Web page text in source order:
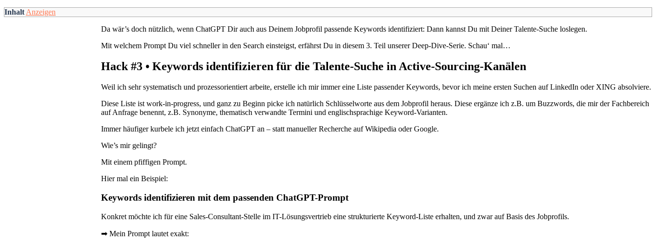
InhaltAnzeigen
Da wär’s doch nützlich, wenn ChatGPT Dir auch aus Deinem Jobprofil passende Keywords identifiziert: Dann kannst Du mit Deiner Talente-Suche loslegen.
Mit welchem Prompt Du viel schneller in den Search einsteigst, erfährst Du in diesem 3. Teil unserer Deep-Dive-Serie. Schau‘ mal…
Hack #3 • Keywords identifizieren für die Talente-Suche in Active-Sourcing-Kanälen
Weil ich sehr systematisch und prozessorientiert arbeite, erstelle ich mir immer eine Liste passender Keywords, bevor ich meine ersten Suchen auf LinkedIn oder XING absolviere.
Diese Liste ist work-in-progress, und ganz zu Beginn picke ich natürlich Schlüsselworte aus dem Jobprofil heraus. Diese ergänze ich z.B. um Buzzwords, die mir der Fachbereich
auf Anfrage benennt, z.B. Synonyme, thematisch verwandte Termini und englischsprachige Keyword-Varianten.
Immer häufiger kurbele ich jetzt einfach ChatGPT an – statt manueller Recherche auf Wikipedia oder Google.
Wie’s mir gelingt?
Mit einem pfiffigen Prompt.
Hier mal ein Beispiel:
Keywords identifizieren mit dem passenden ChatGPT-Prompt
Konkret möchte ich für eine Sales-Consultant-Stelle im IT-Lösungsvertrieb eine strukturierte Keyword-Liste erhalten, und zwar auf Basis des Jobprofils.
➡ Mein Prompt lautet exakt: